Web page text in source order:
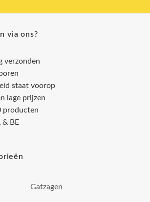
via ons?
verzonden
staat voorop
lage prijzen
producten
& BE
Gatzagen